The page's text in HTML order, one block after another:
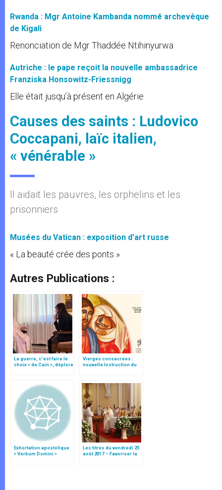
Rwanda : Mgr Antoine Kambanda nommé archevêque
de Kigali
Renonciation de Mgr Thaddée Ntihinyurwa
Autriche : le pape reçoit la nouvelle ambassadrice
Franziska Honsowitz-Friessnigg
Elle était jusqu’à présent en Algérie
Causes des saints : Ludovico
Coccapani, laïc italien,
« vénérable »
Il aidait les pauvres, les orphelins et les
prisonniers
Musées du Vatican : exposition d’art russe
« La beauté crée des ponts »
Autres Publications :
La guerre, c’est faire le
choix « de Caïn », déplore
Vierges consacrées :
nouvelle Instruction du
Exhortation apostolique
« Verbum Domini »
Les titres du vendredi 25
août 2017 – Favoriser la